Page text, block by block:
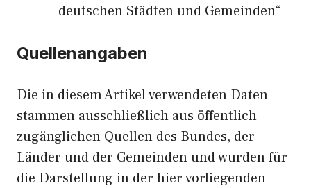
deutschen Städten und Gemeinden“
Quellenangaben
Die in diesem Artikel verwendeten Daten
stammen ausschließlich aus öffentlich
zugänglichen Quellen des Bundes, der
Länder und der Gemeinden und wurden für
die Darstellung in der hier vorliegenden